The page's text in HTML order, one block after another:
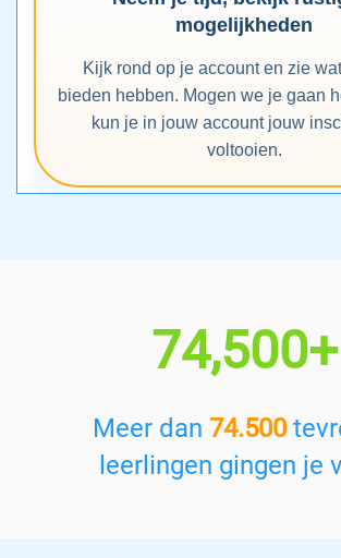
mogelijkheden
Kijk rond op je account en zie
bieden hebben. Mogen we je gaan
kun je in jouw account jouw
voltooien.
74,500+
Meer dan 74.500
leerlingen gingen je